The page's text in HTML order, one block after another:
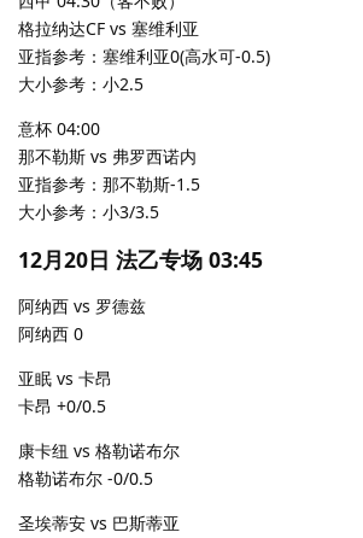
格拉纳达CF vs 塞维利亚
亚指参考：塞维利亚0(高水可-0.5)
大小参考：小2.5
意杯 04:00
那不勒斯 vs 弗罗西诺内
亚指参考：那不勒斯-1.5
大小参考：小3/3.5
12月20日 法乙专场 03:45
阿纳西 vs 罗德兹
阿纳西 0
亚眠 vs 卡昂
卡昂 +0/0.5
康卡纽 vs 格勒诺布尔
格勒诺布尔 -0/0.5
圣埃蒂安 vs 巴斯蒂亚